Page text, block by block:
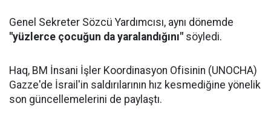
Genel Sekreter Sözcü Yardımcısı, aynı dönemde
"yüzlerce çocuğun da yaralandığını" söyledi.
Haq, BM İnsani İşler Koordinasyon Ofisinin (UNOCHA)
Gazze'de İsrail'in saldırılarının hız kesmediğine yönelik
son güncellemelerini de paylaştı.